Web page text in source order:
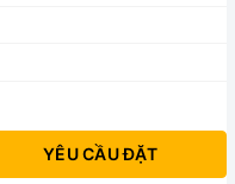
YÊU CẦU ĐẶT